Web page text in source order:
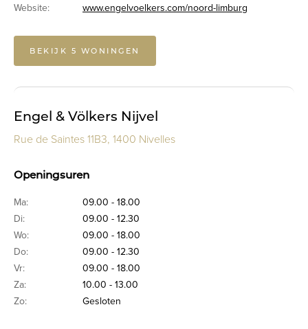
Website:
www.engelvoelkers.com/noord-limburg
BEKIJK 5 WONINGEN
Engel & Völkers Nijvel
Rue de Saintes 11B3, 1400 Nivelles
Openingsuren
Ma:
09.00 - 18.00
Di:
09.00 - 12.30
Wo:
09.00 - 18.00
Do:
09.00 - 12.30
Vr:
09.00 - 18.00
Za:
10.00 - 13.00
Zo:
Gesloten